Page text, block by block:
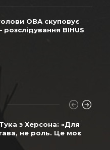
ОВА скуповує
розслідування BIHUS
з Херсона: «Для
не роль. Це моє